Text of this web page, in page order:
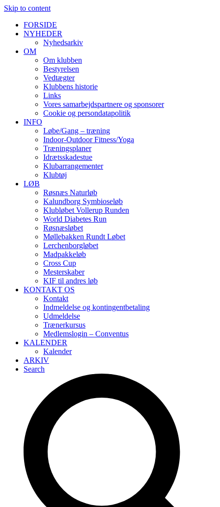
Skip to content
FORSIDE
NYHEDER
Nyhedsarkiv
OM
Om klubben
Bestyrelsen
Vedtægter
Klubbens historie
Links
Vores samarbejdspartnere og sponsorer
Cookie og persondatapolitik
INFO
Løbe/Gang – træning
Indoor-Outdoor Fitness/Yoga
Træningsplaner
Idrætsskadestue
Klubarrangementer
Klubtøj
LØB
Røsnæs Naturløb
Kalundborg Symbioseløb
Klubløbet Vollerup Runden
World Diabetes Run
Røsnæsløbet
Møllebakken Rundt Løbet
Lerchenborgløbet
Madpakkeløb
Cross Cup
Mesterskaber
KIF til andres løb
KONTAKT OS
Kontakt
Indmeldelse og kontingentbetaling
Udmeldelse
Trænerkursus
Medlemslogin – Conventus
KALENDER
Kalender
ARKIV
Search